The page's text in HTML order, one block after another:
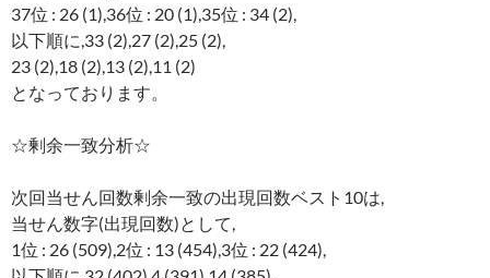
37位 : 26 (1),36位 : 20 (1),35位 : 34 (2),
以下順に,33 (2),27 (2),25 (2),
23 (2),18 (2),13 (2),11 (2)
となっております。
☆剰余一致分析☆
次回当せん回数剰余一致の出現回数ベスト10は,
当せん数字(出現回数)として,
1位 : 26 (509),2位 : 13 (454),3位 : 22 (424),